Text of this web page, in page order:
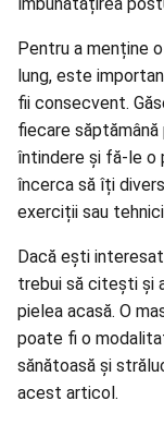
îmbunătățirea
Pentru a menține
lung, este
fii consecvent.
fiecare
întindere și fă-le o
încerca să îți
exerciții sau
Dacă ești
trebui să citești și
pielea acasă. O
poate fi o
sănătoasă și
acest articol .